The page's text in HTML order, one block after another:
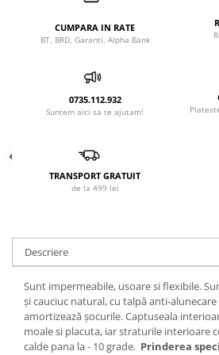
CUMPARA IN RATE
BT, BRD, Garanti, Alpha Bank
0735.112.932
Suntem aici sa te ajutam!
TRANSPORT GRATUIT
de la 499 lei
Descriere
Sunt impermeabile, usoare si flexibile.
şi cauciuc natural, cu talpă anti-alunecare
amortizează şocurile. Captuseala
moale si placuta, iar straturile interioare
calde pana la - 10 grade. Prinderea